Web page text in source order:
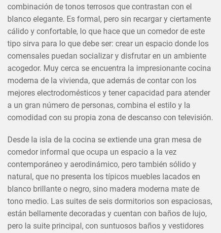
combinación de tonos terrosos que contrastan con el
blanco elegante. Es formal, pero sin recargar y ciertamente
cálido y confortable, lo que hace que un comedor de este
tipo sirva para lo que debe ser: crear un espacio donde los
comensales puedan socializar y disfrutar en un ambiente
acogedor. Muy cerca se encuentra la impresionante cocina
moderna de la vivienda, que además de contar con los
mejores electrodomésticos y tener capacidad para atender
a un gran número de personas, combina el estilo y la
comodidad con su propia zona de descanso con televisión.
Desde la isla de la cocina se extiende una gran mesa de
comedor informal que ocupa un espacio a la vez
contemporáneo y aerodinámico, pero también sólido y
natural, que no presenta los típicos muebles lacados en
blanco brillante o negro, sino madera moderna mate de
tono medio. Las suites de seis dormitorios son espaciosas,
están bellamente decoradas y cuentan con baños de lujo,
pero la suite principal, con suntuosos baños y vestidores